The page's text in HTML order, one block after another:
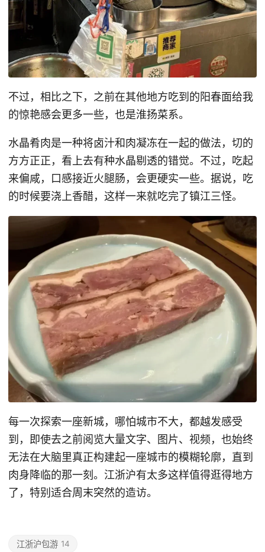
不过，相比之下，之前在其他地方吃到的阳春面给我
的惊艳感会更多一些，也是淮扬菜系。
水晶肴肉是一种将卤汁和肉凝冻在一起的做法，切的
方方正正，看上去有种水晶剔透的错觉。不过，吃起
来偏咸，口感接近火腿肠，会更硬实一些。据说，吃
的时候要浇上香醋，这样一来就吃完了镇江三怪。
每一次探索一座新城，哪怕城市不大，都越发感受
到，即使去之前阅览大量文字、图片、视频，也始终
无法在大脑里真正构建起一座城市的模糊轮廓，直到
肉身降临的那一刻。江浙沪有太多这样值得逛得地方
了，特别适合周末突然的造访。
江浙沪包游 14